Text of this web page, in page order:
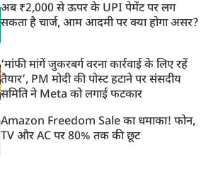
अब ₹2,000 से ऊपर के UPI पेमेंट पर लग
सकता है चार्ज, आम आदमी पर क्या होगा असर?
‘मांफी मांगें जुकरबर्ग वरना कार्रवाई के लिए रहें
तैयार’, PM मोदी की पोस्ट हटाने पर संसदीय
समिति ने Meta को लगाई फटकार
Amazon Freedom Sale का धमाका! फोन,
TV और AC पर 80% तक की छूट